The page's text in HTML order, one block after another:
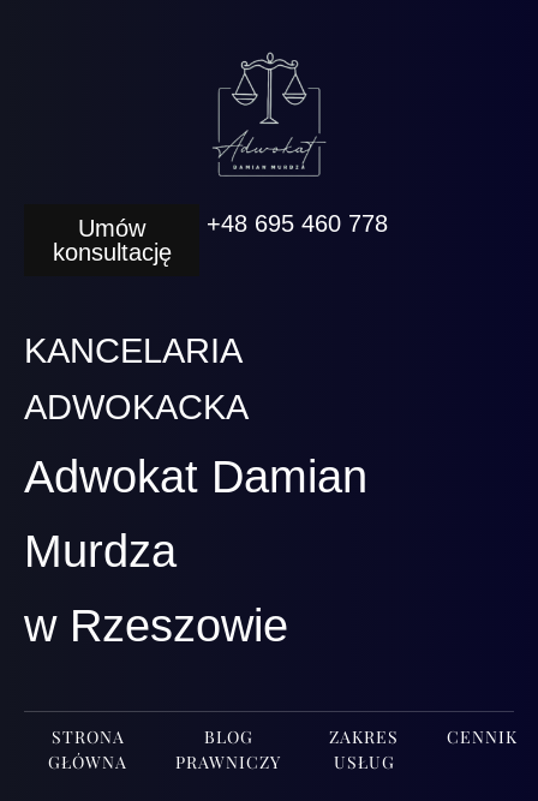
Umów
konsultację
+48 695 460 778
KANCELARIA
ADWOKACKA
Adwokat Damian
Murdza
w Rzeszowie
STRONA
GŁÓWNA
BLOG
PRAWNICZY
ZAKRES
USŁUG
CENNIK